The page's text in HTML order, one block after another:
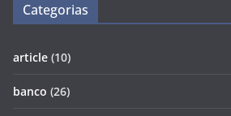
Categorias
article (10)
banco (26)